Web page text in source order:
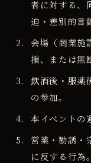
者に対する、
迫・差別的言
会場（商業施
損、または無
飲酒後・服薬
の参加。
本イベントの
営業・勧誘・
に反する行為。